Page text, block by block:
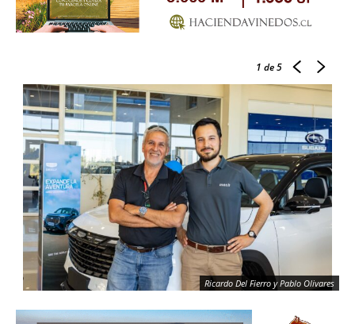
1 de 5
Ricardo Del Fierro y Pablo Olivares